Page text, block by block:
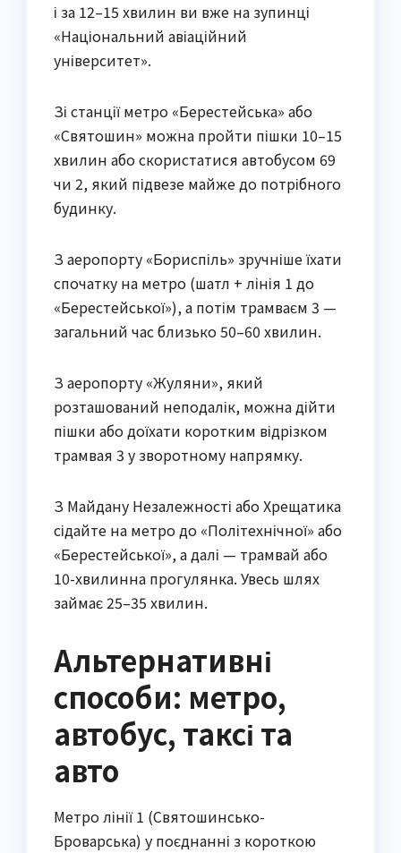
і за 12–15 хвилин ви вже на зупинці
«Національний авіаційний
університет».
Зі станції метро «Берестейська» або
«Святошин» можна пройти пішки 10–15
хвилин або скористатися автобусом 69
чи 2, який підвезе майже до потрібного
будинку.
З аеропорту «Бориспіль» зручніше їхати
спочатку на метро (шатл + лінія 1 до
«Берестейської»), а потім трамваєм 3 —
загальний час близько 50–60 хвилин.
З аеропорту «Жуляни», який
розташований неподалік, можна дійти
пішки або доїхати коротким відрізком
трамвая 3 у зворотному напрямку.
З Майдану Незалежності або Хрещатика
сідайте на метро до «Політехнічної» або
«Берестейської», а далі — трамвай або
10-хвилинна прогулянка. Увесь шлях
займає 25–35 хвилин.
Альтернативні
способи: метро,
автобус, таксі та
авто
Метро лінії 1 (Святошинсько-
Броварська) у поєднанні з короткою